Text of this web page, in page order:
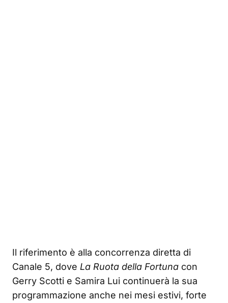
Il riferimento è alla concorrenza diretta di
Canale 5, dove La Ruota della Fortuna con
Gerry Scotti e Samira Lui continuerà la sua
programmazione anche nei mesi estivi, forte